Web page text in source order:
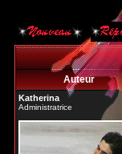
Auteur
Katherina
Administratrice